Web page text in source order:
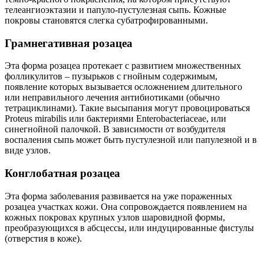
телеангиоэктазии и папуло-пустулезная сыпь. Кожные
покровы становятся слегка субатрофированными.
Грамнегативная розацеа
Эта форма розацеа протекает с развитием множественных
фолликулитов – пузырьков с гнойным содержимым,
появление которых вызывается осложнением длительного
или неправильного лечения антибиотиками (обычно
тетрациклинами). Такие высыпания могут провоцироваться
Proteus mirabilis или бактериями Enterobacteriaceae, или
синегнойной палочкой. В зависимости от возбудителя
воспаления сыпь может быть пустулезной или папулезной и в
виде узлов.
Конглобатная розацеа
Эта форма заболевания развивается на уже пораженных
розацеа участках кожи. Она сопровождается появлением на
кожных покровах крупных узлов шаровидной формы,
преобразующихся в абсцессы, или индуцированные фистулы
(отверстия в коже).